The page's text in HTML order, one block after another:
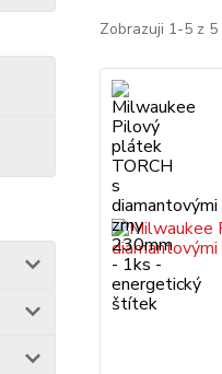
Zobrazuji 1-5 z 5